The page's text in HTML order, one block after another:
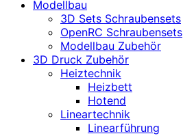
Modellbau
3D Sets Schraubensets
OpenRC Schraubensets
Modellbau Zubehör
3D Druck Zubehör
Heiztechnik
Heizbett
Hotend
Lineartechnik
Linearführung